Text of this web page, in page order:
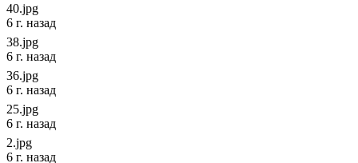
40.jpg
6 г. назад
38.jpg
6 г. назад
36.jpg
6 г. назад
25.jpg
6 г. назад
2.jpg
6 г. назад